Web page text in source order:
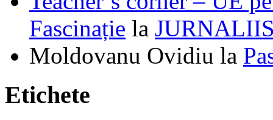
Fascinație la
Moldovanu Ovidiu la
Etichete